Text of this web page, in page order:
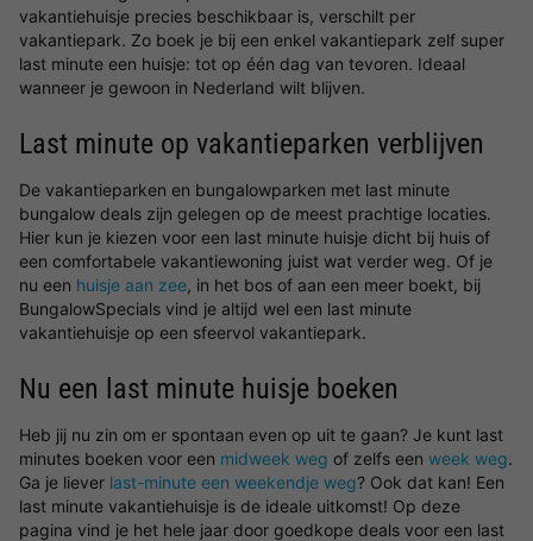
vakantiehuisje precies beschikbaar is, verschilt per
vakantiepark. Zo boek je bij een enkel vakantiepark zelf super
last minute een huisje: tot op één dag van tevoren. Ideaal
wanneer je gewoon in Nederland wilt blijven.
Last minute op vakantieparken verblijven
De vakantieparken en bungalowparken met last minute
bungalow deals zijn gelegen op de meest prachtige locaties.
Hier kun je kiezen voor een last minute huisje dicht bij huis of
een comfortabele vakantiewoning juist wat verder weg. Of je
nu een huisje aan zee, in het bos of aan een meer boekt, bij
BungalowSpecials vind je altijd wel een last minute
vakantiehuisje op een sfeervol vakantiepark.
Nu een last minute huisje boeken
Heb jij nu zin om er spontaan even op uit te gaan? Je kunt last
minutes boeken voor een midweek weg of zelfs een week weg.
Ga je liever last-minute een weekendje weg? Ook dat kan! Een
last minute vakantiehuisje is de ideale uitkomst! Op deze
pagina vind je het hele jaar door goedkope deals voor een last